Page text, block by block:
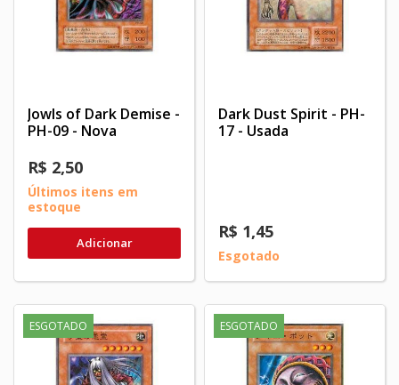
Jowls of Dark Demise -
PH-09 - Nova
R$ 2,50
Últimos itens em
estoque
Adicionar
Dark Dust Spirit - PH-
17 - Usada
R$ 1,45
Esgotado
ESGOTADO ESGOTADO